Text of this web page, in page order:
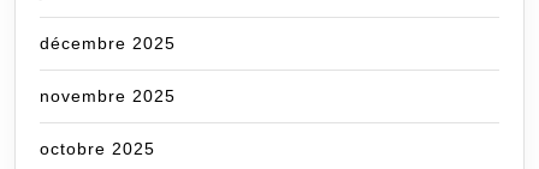
décembre 2025
novembre 2025
octobre 2025